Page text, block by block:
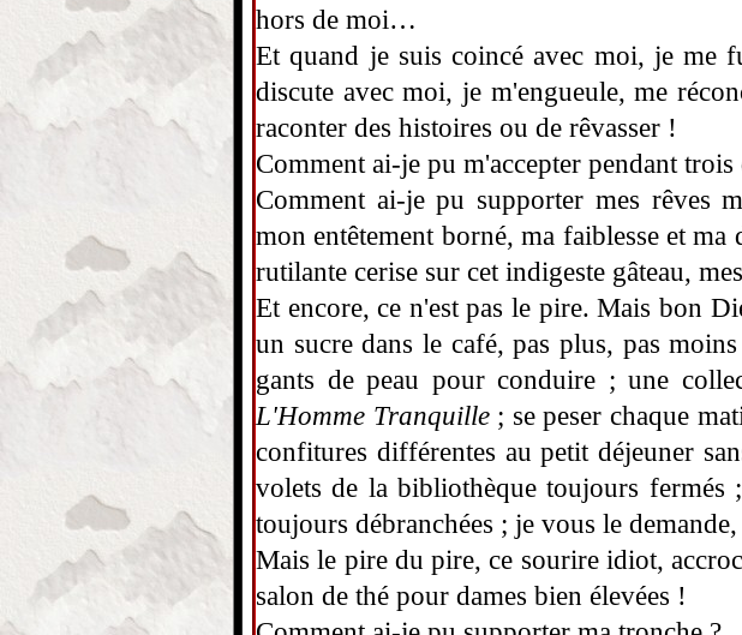
hors de moi…
Et quand je suis coincé avec moi, je me
discute avec moi, je m'engueule, me
raconter des histoires ou de rêvasser !
Comment ai-je pu m'accepter pendant trois
Comment ai-je pu supporter mes rêves
mon entêtement borné, ma faiblesse et
rutilante cerise sur cet indigeste gâteau,
Et encore, ce n'est pas le pire. Mais bon
un sucre dans le café, pas plus, pas
gants de peau pour conduire ; une
L'Homme Tranquille; se peser chaque
confitures différentes au petit déjeuner
volets de la bibliothèque toujours fermés
toujours débranchées ; je vous le
Mais le pire du pire, ce sourire idiot,
salon de thé pour dames bien élevées !